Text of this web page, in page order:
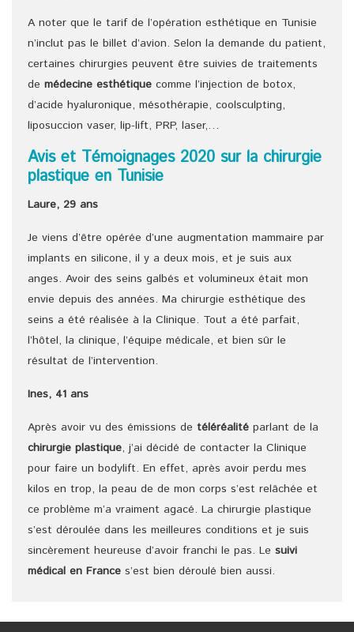
A noter que le tarif de l’opération esthétique en Tunisie
n’inclut pas le billet d’avion. Selon la demande du patient,
certaines chirurgies peuvent être suivies de traitements
de médecine esthétique comme l’injection de botox,
d’acide hyaluronique, mésothérapie, coolsculpting,
liposuccion vaser, lip-lift, PRP, laser,…
Avis et Témoignages 2020 sur la chirurgie
plastique en Tunisie
Laure, 29 ans
Je viens d’être opérée d’une augmentation mammaire par
implants en silicone, il y a deux mois, et je suis aux
anges. Avoir des seins galbés et volumineux était mon
envie depuis des années. Ma chirurgie esthétique des
seins a été réalisée à la Clinique. Tout a été parfait,
l’hôtel, la clinique, l’équipe médicale, et bien sûr le
résultat de l’intervention.
Ines, 41 ans
Après avoir vu des émissions de téléréalité parlant de la
chirurgie plastique, j’ai décidé de contacter la Clinique
pour faire un bodylift. En effet, après avoir perdu mes
kilos en trop, la peau de de mon corps s’est relâchée et
ce problème m’a vraiment agacé. La chirurgie plastique
s’est déroulée dans les meilleures conditions et je suis
sincèrement heureuse d’avoir franchi le pas. Le suivi
médical en France s’est bien déroulé bien aussi.